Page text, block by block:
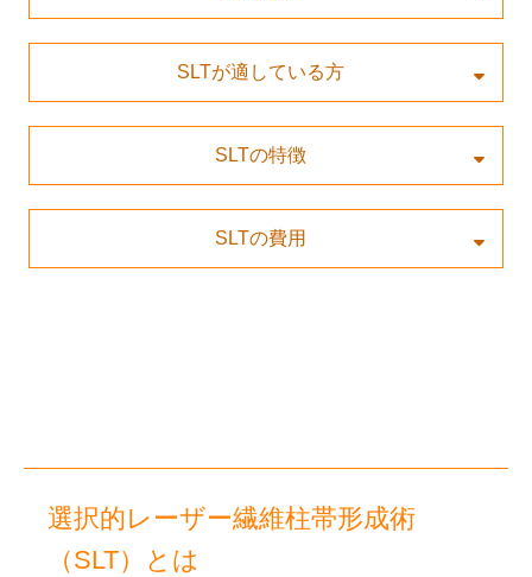
SLTが適している方
SLTの特徴
SLTの費用
選択的レーザー繊維柱帯形成術
（SLT）とは